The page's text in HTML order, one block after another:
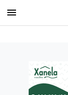
menu